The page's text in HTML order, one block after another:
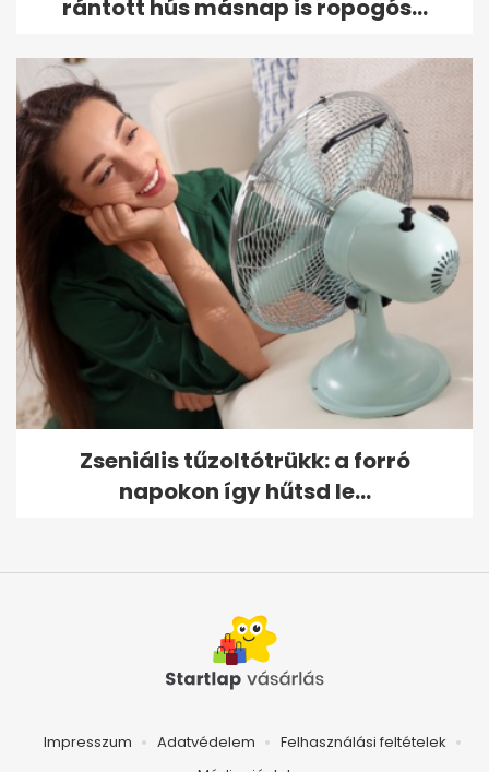
rántott hús másnap is ropogós...
Zseniális tűzoltótrükk: a forró
napokon így hűtsd le...
Impresszum Adatvédelem
Felhasználási feltételek